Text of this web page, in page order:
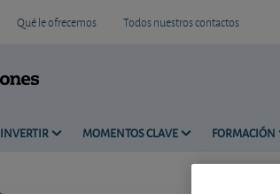
Qué le ofrecemos Todos nuestros contactos
INVERTIR MOMENTOS CLAVE FORMACIÓN